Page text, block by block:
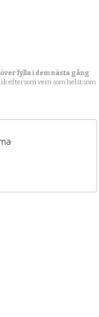
fylla i dem nästa gång
eftersom vem som helst som